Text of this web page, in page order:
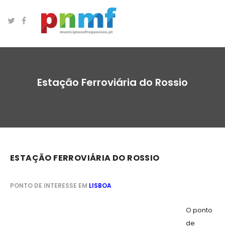
Estação Ferroviária do Rossio
ESTAÇÃO FERROVIÁRIA DO ROSSIO
PONTO DE INTERESSE EM LISBOA
O ponto
de